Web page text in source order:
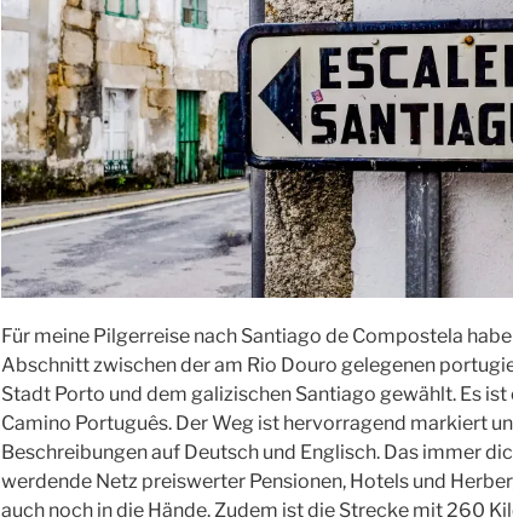
Für meine Pilgerreise nach Santiago de Compostela
Abschnitt zwischen der am Rio Douro gelegenen
Stadt Porto und dem galizischen Santiago gewählt. Es ist
Camino Português. Der Weg ist hervorragend markiert
Beschreibungen auf Deutsch und Englisch. Das immer
werdende Netz preiswerter Pensionen, Hotels und
auch noch in die Hände. Zudem ist die Strecke mit 260